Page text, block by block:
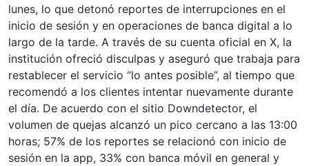
lunes, lo que detonó reportes de interrupciones en el
inicio de sesión y en operaciones de banca digital a lo
largo de la tarde. A través de su cuenta oficial en X, la
institución ofreció disculpas y aseguró que trabaja para
restablecer el servicio “lo antes posible”, al tiempo que
recomendó a los clientes intentar nuevamente durante
el día. De acuerdo con el sitio Downdetector, el
volumen de quejas alcanzó un pico cercano a las 13:00
horas; 57% de los reportes se relacionó con inicio de
sesión en la app, 33% con banca móvil en general y